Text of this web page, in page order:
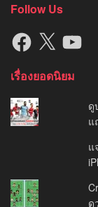
Follow Us
Facebook
X YouTube
เรื่องยอดนิยม
ดู
แ
แ
ด